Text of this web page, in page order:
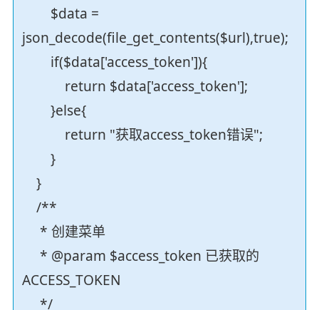
$data =
json_decode(file_get_contents($url),true);
if($data['access_token']){
return $data['access_token'];
}else{
return "获取access_token错误";
}
}
/**
* 创建菜单
* @param $access_token 已获取的
ACCESS_TOKEN
*/